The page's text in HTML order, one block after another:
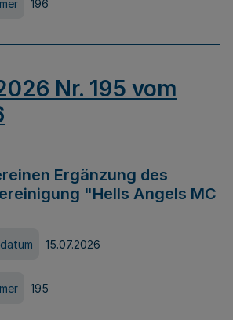
196
Nr. 195 vom
Ergänzung des
"Hells Angels MC
15.07.2026
195